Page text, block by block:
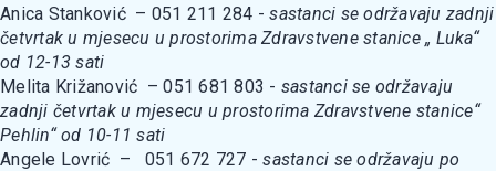
Anica Stanković – 051 211 284 -sastanci se održavaju zadnji
četvrtak u mjesecu u prostorima Zdravstvene stanice „ Luka“
od 12-13 sati
Melita Križanović – 051 681 803 - sastanci se održavaju
zadnji četvrtak u mjesecu u prostorima Zdravstvene stanice“
Pehlin“ od 10-11 sati
Angele Lovrić – 051 672 727 -sastanci se održavaju po